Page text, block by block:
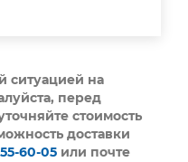
ситуацией на
перед
стоимость
доставки
60-05 или почте